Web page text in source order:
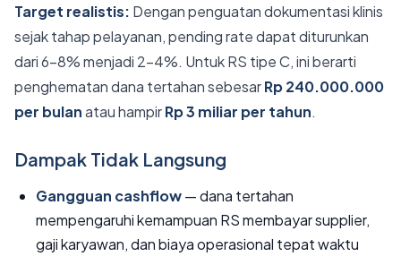
Target realistis: Dengan penguatan dokumentasi klinis
sejak tahap pelayanan, pending rate dapat diturunkan
dari 6-8% menjadi 2-4%. Untuk RS tipe C, ini berarti
penghematan dana tertahan sebesarRp 240.000.000
per bulanatau hampirRp 3 miliar per tahun.
Dampak Tidak Langsung
Gangguan cashflow— dana tertahan
mempengaruhi kemampuan RS membayar supplier,
gaji karyawan, dan biaya operasional tepat waktu